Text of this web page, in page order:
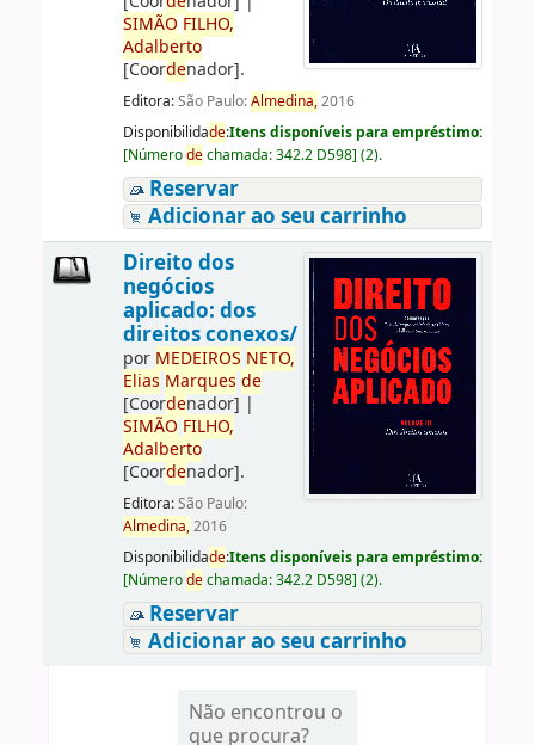
SIMÃO FILHO,
Adalberto
[Coordenador].
Editora:São Paulo:Almedina,2016
Disponibilidade:Itens disponíveis para empréstimo:
[Númerodechamada:342.2 D598] (2).
Reservar
Adicionar ao seu carrinho
Direito dos
negócios
aplicado: dos
direitos conexos/
por MEDEIROS NETO,
Elias Marques de
[Coordenador] |
SIMÃO FILHO,
Adalberto
[Coordenador].
Editora:São Paulo:
Almedina,2016
Disponibilidade:Itens disponíveis para empréstimo:
[Númerodechamada:342.2 D598] (2).
Reservar
Adicionar ao seu carrinho
Não encontrou o
que procura?